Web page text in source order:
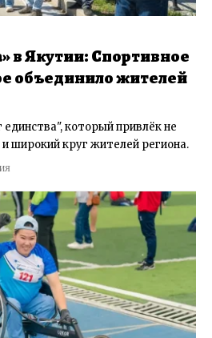
в Якутии: Спортивное
объединило жителей
который привлёк не
и широкий круг жителей региона.